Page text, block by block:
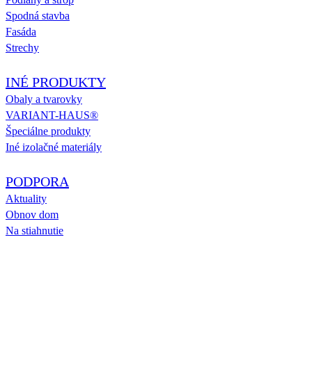
Spodná stavba
Fasáda
Strechy
INÉ PRODUKTY
Obaly a tvarovky
VARIANT-HAUS®
Špeciálne produkty
Iné izolačné materiály
PODPORA
Aktuality
Obnov dom
Na stiahnutie